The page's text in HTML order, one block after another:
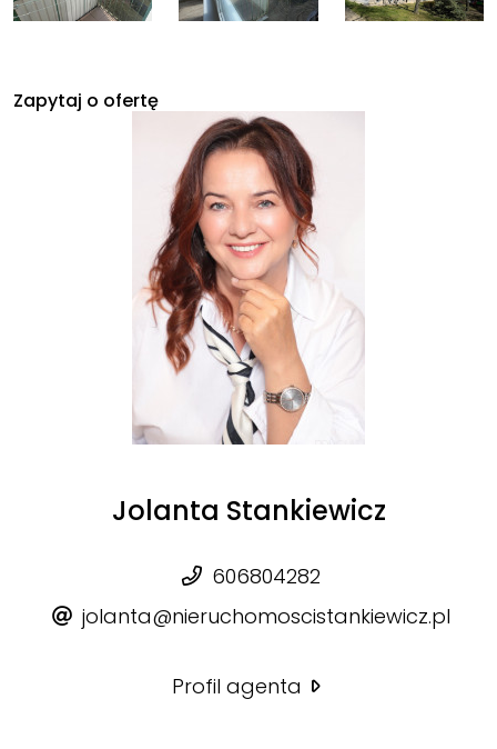
Zapytaj o ofertę
Jolanta Stankiewicz
606804282
jolanta@nieruchomoscistankiewicz.pl
Profil agenta